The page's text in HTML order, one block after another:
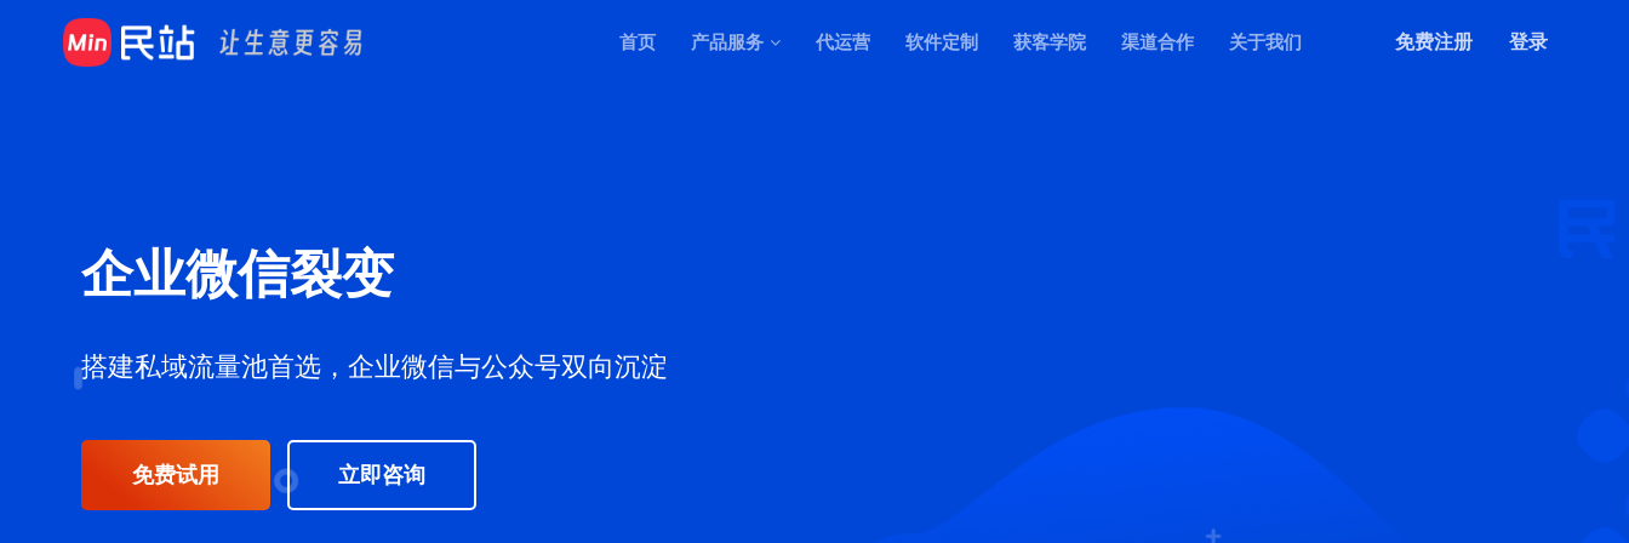
首页 产品服务 代运营 软件定制 获客学院 渠道合作 关于我们 免费注册 登录
企业微信裂变
搭建私域流量池首选，企业微信与公众号双向沉淀
免费试用 立即咨询